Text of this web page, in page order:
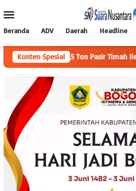
ke
Mobile
Beranda ADV Daerah Headline
Konten Spesial
52,5 Ton Pasir Timah Ilegal Di Belitung